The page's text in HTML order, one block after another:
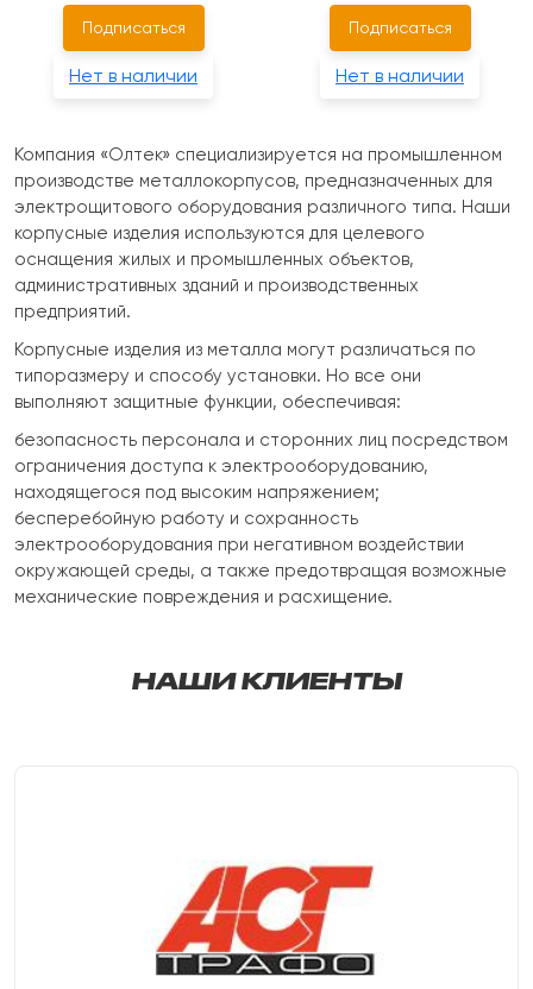
Подписаться
Нет в наличии
Подписаться
Нет в наличии
Компания «Олтек» специализируется на промышленном
производстве металлокорпусов, предназначенных для
электрощитового оборудования различного типа. Наши
корпусные изделия используются для целевого
оснащения жилых и промышленных объектов,
административных зданий и производственных
предприятий.
Корпусные изделия из металла могут различаться по
типоразмеру и способу установки. Но все они
выполняют защитные функции, обеспечивая:
безопасность персонала и сторонних лиц посредством
ограничения доступа к электрооборудованию,
находящегося под высоким напряжением;
бесперебойную работу и сохранность
электрооборудования при негативном воздействии
окружающей среды, а также предотвращая возможные
механические повреждения и расхищение.
НАШИ КЛИЕНТЫ